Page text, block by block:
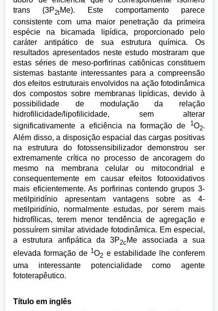
trans (3P2tMe). Este comportamento parece
consistente com uma maior penetração da primeira
espécie na bicamada lipídica, proporcionado pelo
caráter antipático de sua estrutura química. Os
resultados apresentados neste estudo mostraram que
estas séries de meso-porfirinas catiônicas constituem
sistemas bastante interessantes para a compreensão
dos efeitos estruturais envolvidos na ação fotodinâmica
dos compostos sobre membranas lipídicas, devido à
possibilidade de modulação da relação
hidrofilicidade/lipofilicidade, sem alterar
significativamente a eficiência na formação de
1O2.
Além disso, a disposição espacial das cargas positivas
na estrutura do fotossensibilizador demonstrou ser
extremamente crítica no processo de ancoragem do
mesmo na membrana celular ou mitocondrial e
consequentemente em causar efeitos fotooxidativos
mais eficientemente. As porfirinas contendo grupos 3-
metilpiridínio apresentam vantagens sobre as 4-
metilpiridínio, normalmente estudas, por serem mais
hidrofílicas, terem menor tendência de agregação e
possuírem similar atividade fotodinâmica. Em especial,
a estrutura anfipática da 3P2c Me associada a sua
elevada formação de 1O2 e estabilidade lhe conferem
uma interessante potencialidade como agente
fototerapêutico.
Título em inglês